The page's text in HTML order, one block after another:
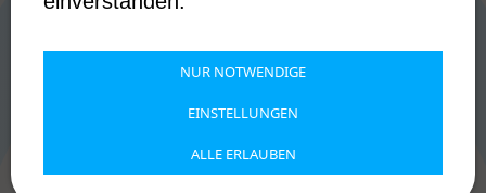
Datenschutzerklärung
Erklärung zur Barrierefreiheit
NUR NOTWENDIGE
EINSTELLUNGEN
ALLE ERLAUBEN